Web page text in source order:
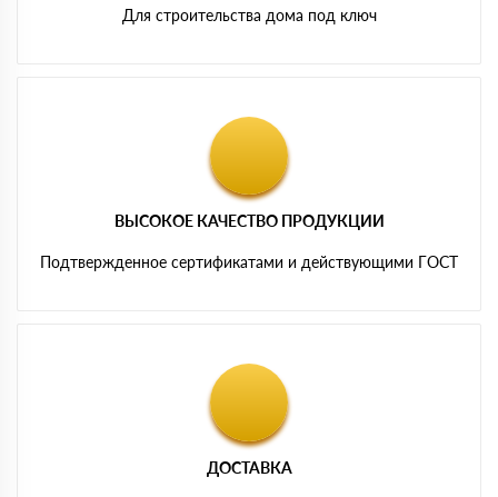
Для строительства дома под ключ
ВЫСОКОЕ КАЧЕСТВО ПРОДУКЦИИ
Подтвержденное сертификатами и действующими ГОСТ
ДОСТАВКА